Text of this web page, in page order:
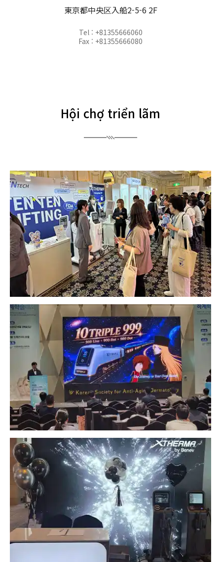
東京都中央区入船2-5-6 2F
Tel : +81355666060
Fax : +81355666080
Hội chợ triển lãm